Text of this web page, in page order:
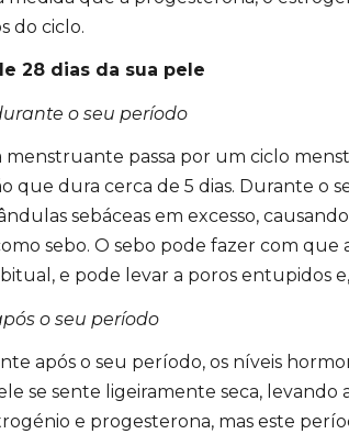
do ciclo.
28 dias da sua pele
o seu período
menstruante passa por um ciclo
que dura cerca de 5 dias. Durante o
sebáceas em excesso,
sebo. O sebo pode fazer com que
e pode levar a poros entupidos
o seu período
após o seu período, os níveis
se sente ligeiramente seca, levando
e progesterona, mas este